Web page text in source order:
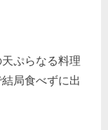
ぷらなる料理
局食べずに出